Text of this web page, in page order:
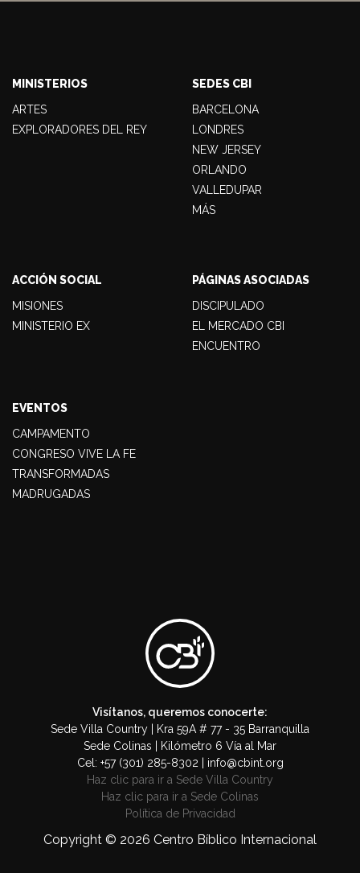
MINISTERIOS
ARTES
EXPLORADORES DEL REY
SEDES CBI
BARCELONA
LONDRES
NEW JERSEY
ORLANDO
VALLEDUPAR
MÁS
ACCIÓN SOCIAL
MISIONES
MINISTERIO EX
EVENTOS
CAMPAMENTO
CONGRESO VIVE LA FE
TRANSFORMADAS
MADRUGADAS
PÁGINAS ASOCIADAS
DISCIPULADO
EL MERCADO CBI
ENCUENTRO
Visítanos, queremos conocerte:
Sede Villa Country | Kra 59A # 77 - 35 Barranquilla
Sede Colinas | Kilómetro 6 Vía al Mar
Cel: +57 (301) 285-8302 | info@cbint.org
Haz clic para ir a Sede Villa Country
Haz clic para ir a Sede Colinas
Política de Privacidad
Copyright © 2026 Centro Bíblico Internacional